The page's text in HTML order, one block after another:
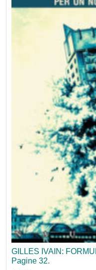
GILLES IVAIN:
Pagine 32.